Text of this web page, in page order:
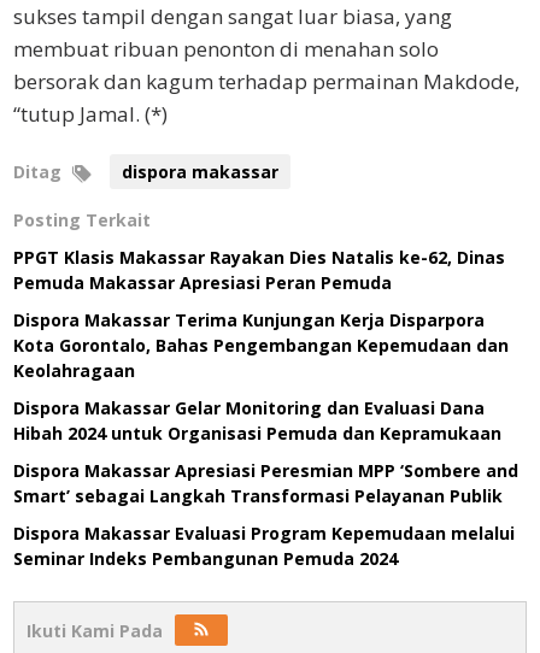
sukses tampil dengan sangat luar biasa, yang
membuat ribuan penonton di menahan solo
bersorak dan kagum terhadap permainan Makdode,
“tutup Jamal. (*)
Ditag dispora makassar
Posting Terkait
PPGT Klasis Makassar Rayakan Dies Natalis ke-62, Dinas
Pemuda Makassar Apresiasi Peran Pemuda
Dispora Makassar Terima Kunjungan Kerja Disparpora
Kota Gorontalo, Bahas Pengembangan Kepemudaan dan
Keolahragaan
Dispora Makassar Gelar Monitoring dan Evaluasi Dana
Hibah 2024 untuk Organisasi Pemuda dan Kepramukaan
Dispora Makassar Apresiasi Peresmian MPP ‘Sombere and
Smart’ sebagai Langkah Transformasi Pelayanan Publik
Dispora Makassar Evaluasi Program Kepemudaan melalui
Seminar Indeks Pembangunan Pemuda 2024
Ikuti Kami Pada